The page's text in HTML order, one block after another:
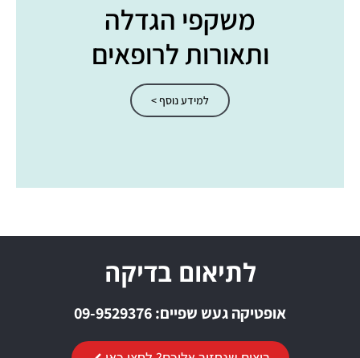
משקפי הגדלה
ותאורות לרופאים​
למידע נוסף >
לתיאום בדיקה
אופטיקה געש שפיים: 09-9529376